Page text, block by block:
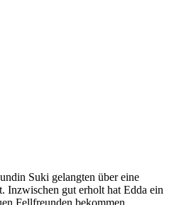
Suki gelangten über eine
Inzwischen gut erholt hat Edda ein